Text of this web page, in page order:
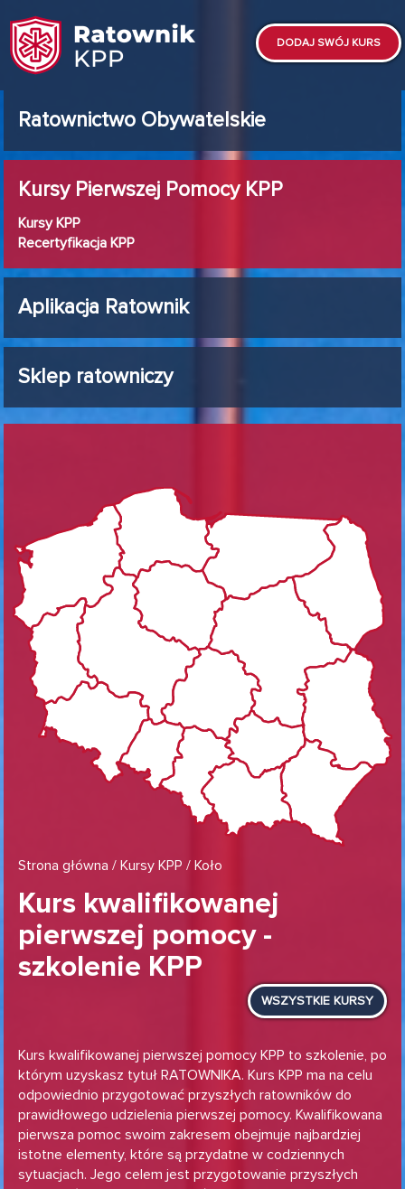
DODAJ SWÓJ KURS
Ratownictwo Obywatelskie
Kursy Pierwszej Pomocy KPP
Kursy KPP
Recertyfikacja KPP
Aplikacja Ratownik
Sklep ratowniczy
Strona główna / Kursy KPP / Koło
Kurs kwalifikowanej
pierwszej pomocy -
szkolenie KPP
WSZYSTKIE KURSY
Kurs kwalifikowanej pierwszej pomocy KPP to szkolenie, po
którym uzyskasz tytuł RATOWNIKA. Kurs KPP ma na celu
odpowiednio przygotować przyszłych ratowników do
prawidłowego udzielenia pierwszej pomocy. Kwalifikowana
pierwsza pomoc swoim zakresem obejmuje najbardziej
istotne elementy, które są przydatne w codziennych
sytuacjach. Jego celem jest przygotowanie przyszłych